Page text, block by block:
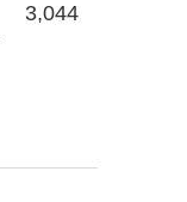
3,044